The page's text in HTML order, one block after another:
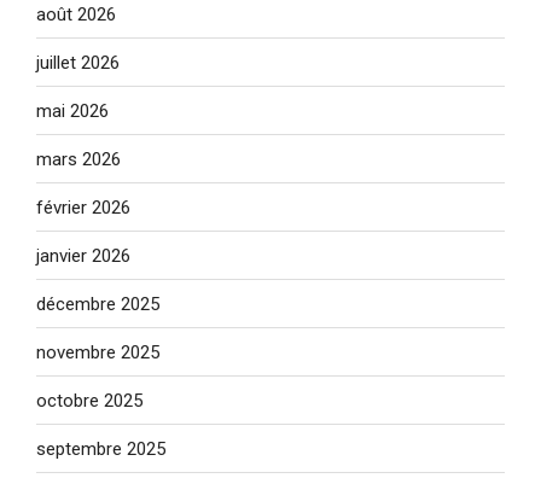
août 2026
juillet 2026
mai 2026
mars 2026
février 2026
janvier 2026
décembre 2025
novembre 2025
octobre 2025
septembre 2025